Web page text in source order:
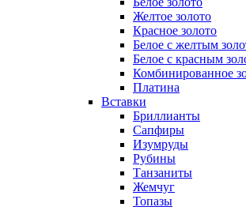
Желтое золото
Красное золото
Белое с желтым
Белое с красным
Комбинированное
Платина
Вставки
Бриллианты
Сапфиры
Изумруды
Рубины
Танзаниты
Жемчуг
Топазы